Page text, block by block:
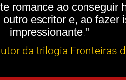
romance ao conseguir
escritor e, ao
impressionante."
da trilogia Fronteiras